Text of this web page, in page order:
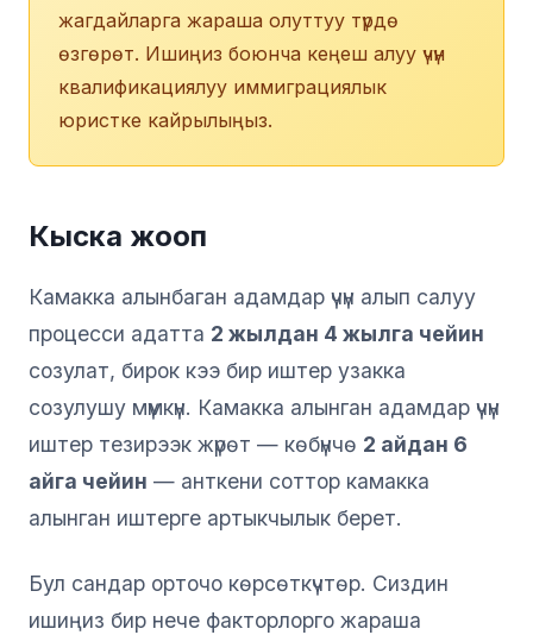
жагдайларга жараша олуттуу түрдө
өзгөрөт. Ишиңиз боюнча кеңеш алуу үчүн
квалификациялуу иммиграциялык
юристке кайрылыңыз.
Кыска жооп
Камакка алынбаган адамдар үчүн алып салуу
процесси адатта 2 жылдан 4 жылга чейин
созулат, бирок кээ бир иштер узакка
созулушу мүмкүн. Камакка алынган адамдар үчүн
иштер тезирээк жүрөт — көбүнчө 2 айдан 6
айга чейин — анткени соттор камакка
алынган иштерге артыкчылык берет.
Бул сандар орточо көрсөткүчтөр. Сиздин
ишиңиз бир нече факторлорго жараша